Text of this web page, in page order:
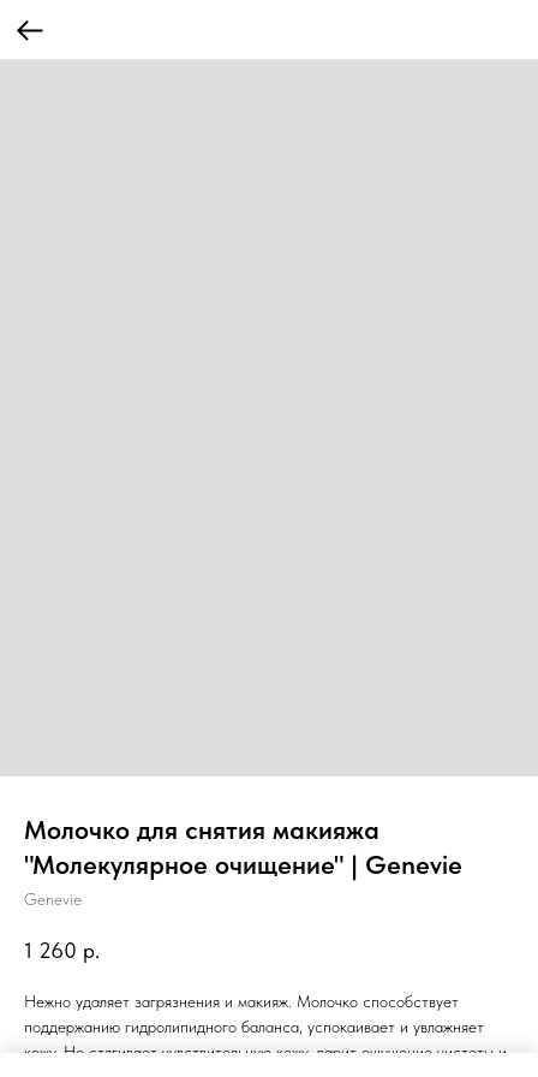
Молочко для снятия макияжа
"Молекулярное очищение" | Genevie
Genevie
1 260 р.
Нежно удаляет загрязнения и макияж. Молочко способствует
поддержанию гидролипидного баланса, успокаивает и увлажняет
кожу. Не стягивает чувствительную кожу, дарит ощущение чистоты и